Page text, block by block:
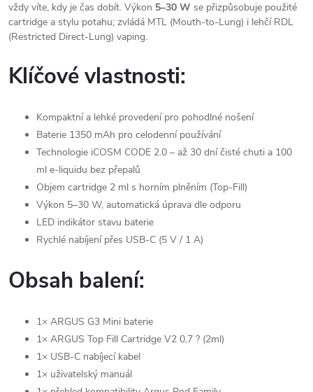
vždy víte, kdy je čas dobít. Výkon 5–30 W se přizpůsobuje použité
cartridge a stylu potahu; zvládá MTL (Mouth-to-Lung) i lehčí RDL
(Restricted Direct-Lung) vaping.
Klíčové vlastnosti:
Kompaktní a lehké provedení pro pohodlné nošení
Baterie 1350 mAh pro celodenní používání
Technologie iCOSM CODE 2.0 – až 30 dní čisté chuti a 100
ml e-liquidu bez přepalů
Objem cartridge 2 ml s horním plněním (Top-Fill)
Výkon 5–30 W, automatická úprava dle odporu
LED indikátor stavu baterie
Rychlé nabíjení přes USB-C (5 V / 1 A)
Obsah balení:
1× ARGUS G3 Mini baterie
1× ARGUS Top Fill Cartridge V2 0,7 ? (2ml)
1× USB-C nabíjecí kabel
1× uživatelský manuál